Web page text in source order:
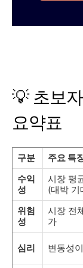
💡 초보
요약표
구분 주요 특
수익
성
시장 평
(대박 기
위험
성
시장 전
가
심리 변동성